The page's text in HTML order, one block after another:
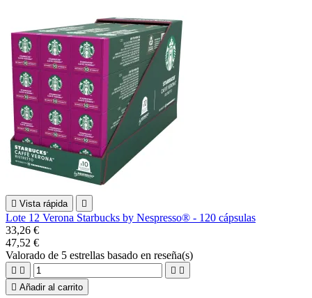
 Vista rápida 
Lote 12 Verona Starbucks by Nespresso® - 120 cápsulas
33,26 €
47,52 €
Valorado de 5 estrellas basado en reseña(s)
   
 Añadir al carrito